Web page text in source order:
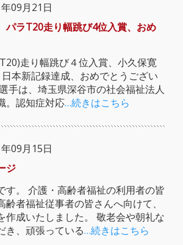
09月21日
パラT20走り幅跳び4位入賞、おめ
走り幅跳び４位入賞、小久保寛
本新記録達成、おめでとうござい
手は、埼玉県深谷市の社会福祉法人
。認知症対応…続きはこちら
09月15日
ジ
す。 介護・高齢者福祉の利用者の皆
齢者福祉従事者の皆さんへ向けて、
作成いたしました。 敬老会や朝礼な
き、頑張っている…続きはこちら